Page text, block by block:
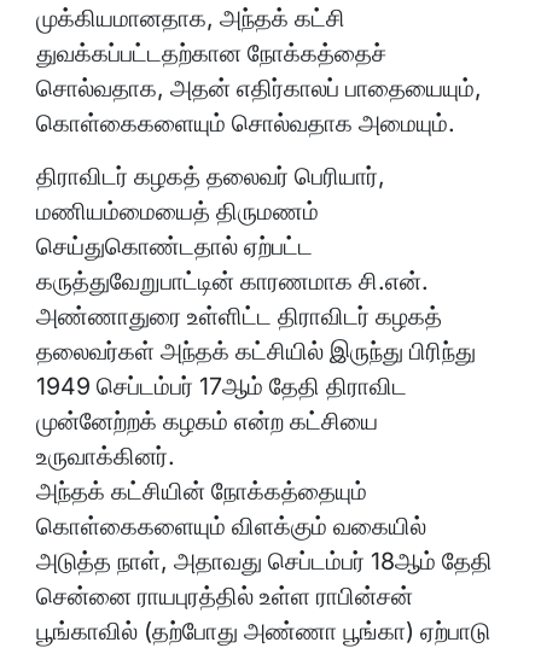
முக்கியமானதாக, அந்தக் கட்சி
துவக்கப்பட்டதற்கான நோக்கத்தைச்
சொல்வதாக, அதன் எதிர்காலப் பாதையையும்,
கொள்கைகளையும் சொல்வதாக அமையும்.
திராவிடர் கழகத் தலைவர் பெரியார்,
மணியம்மையைத் திருமணம்
செய்துகொண்டதால் ஏற்பட்ட
கருத்துவேறுபாட்டின் காரணமாக சி.என்.
அண்ணாதுரை உள்ளிட்ட திராவிடர் கழகத்
தலைவர்கள் அந்தக் கட்சியில் இருந்து பிரிந்து
1949 செப்டம்பர் 17ஆம் தேதி திராவிட
முன்னேற்றக் கழகம் என்ற கட்சியை
உருவாக்கினர்.
அந்தக் கட்சியின் நோக்கத்தையும்
கொள்கைகளையும் விளக்கும் வகையில்
அடுத்த நாள், அதாவது செப்டம்பர் 18ஆம் தேதி
சென்னை ராயபுரத்தில் உள்ள ராபின்சன்
பூங்காவில் (தற்போது அண்ணா பூங்கா) ஏற்பாடு